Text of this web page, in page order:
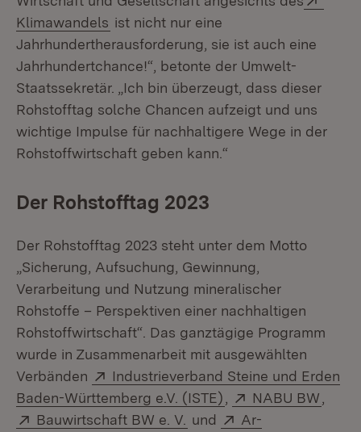
Klimawandels (Öffnet in neuem Fenster)
ist nicht nur eine
Jahrhundertherausforderung, sie ist auch eine
Jahrhundertchance!“, betonte der Umwelt-
Staatssekretär. „Ich bin überzeugt, dass dieser
Rohstofftag solche Chancen aufzeigt und uns
wichtige Impulse für nachhaltigere Wege in der
Rohstoffwirtschaft geben kann.“
Der Rohstofftag 2023
Der Rohstofftag 2023 steht unter dem Motto
„Sicherung, Aufsuchung, Gewinnung,
Verarbeitung und Nutzung mineralischer
Rohstoffe – Perspektiven einer nachhaltigen
Rohstoffwirtschaft“. Das ganztägige Programm
wurde in Zusammenarbeit mit ausgewählten
Verbänden
Extern:
Industrieverband Steine und Erden
Baden-Württemberg e.V. (ISTE) (Öffnet in neuem
Extern:
NABU BW
Extern:
Bauwirtschaft BW e. V. (Öffnet in neuem Fenster)
und Extern:
Ar­